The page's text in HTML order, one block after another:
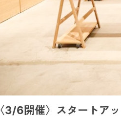
〈3/6開催〉スタートア